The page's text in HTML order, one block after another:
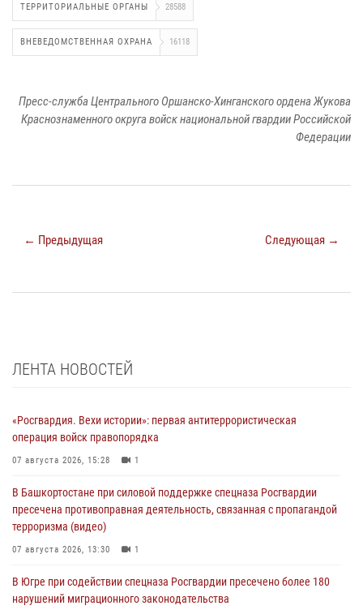
ТЕРРИТОРИАЛЬНЫЕ ОРГАНЫ 28588
ВНЕВЕДОМСТВЕННАЯ ОХРАНА 16118
Пресс-служба Центрального Оршанско-Хинганского ордена Жукова
Краснознаменного округа войск национальной гвардии Российской
Федерации
← Предыдущая Следующая →
ЛЕНТА НОВОСТЕЙ
«Росгвардия. Вехи истории»: первая антитеррористическая
операция войск правопорядка
07 августа 2026, 15:28 1
В Башкортостане при силовой поддержке спецназа Росгвардии
пресечена противоправная деятельность, связанная с пропагандой
терроризма (видео)
07 августа 2026, 13:30 1
В Югре при содействии спецназа Росгвардии пресечено более 180
нарушений миграционного законодательства